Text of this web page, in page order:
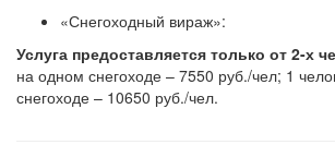
«Снегоходный вираж»:
Услуга предоставляется только от 2-х
на одном снегоходе – 7550 руб./чел; 1
снегоходе – 10650 руб./чел.